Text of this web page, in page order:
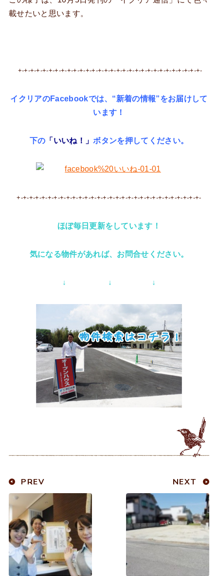
載せたいと思います。
+-+-+-+-+-+-+-+-+-+-+-+-+-+-+-+-+-+-+-+-+-+-+-+-+-+-+-+-+-+-
イクリアのFacebookでは、“新着の情報”をお届けして
います！
下の 「いいね！」ボタンを押してください。
+-+-+-+-+-+-+-+-+-+-+-+-+-+-+-+-+-+-+-+-+-+-+-+-+-+-+-+-+-+-
ほぼ毎日更新をしています！
気になる物件があれば、お問合せください。
↓ ↓ ↓
PREV NEXT